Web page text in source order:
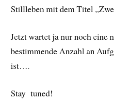
Stillleben mit dem Titel
Jetzt wartet ja nur noch eine
bestimmende Anzahl an
ist….
Stay tuned!